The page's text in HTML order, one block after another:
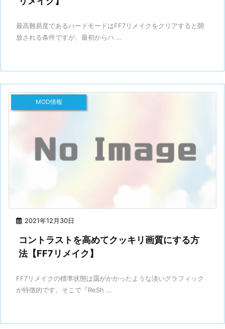
最高難易度であるハードモードはFF7リメイクをクリアすると開
放される条件ですが、最初からハ ...
2021年12月30日
MOD情報
コントラストを高めてクッキリ画質にする方
法【FF7リメイク】
FF7リメイクの標準状態は靄がかかったような淡いグラフィック
が特徴的です。そこで『ReSh ...